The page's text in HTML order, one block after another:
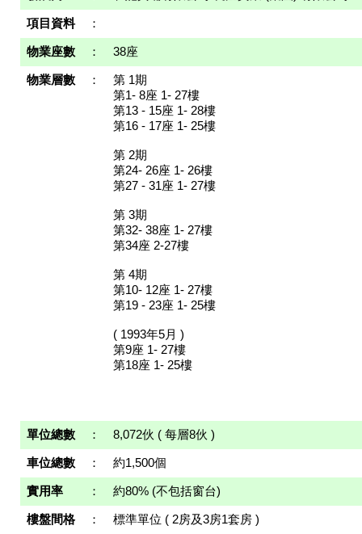
項目資料 ：
物業座數 ： 38座
物業層數 ：
第 1期
第1- 8座 1- 27樓
第13 - 15座 1- 28樓
第16 - 17座 1- 25樓
第 2期
第24- 26座 1- 26樓
第27 - 31座 1- 27樓
第 3期
第32- 38座 1- 27樓
第34座 2-27樓
第 4期
第10- 12座 1- 27樓
第19 - 23座 1- 25樓
( 1993年5月 )
第9座 1- 27樓
第18座 1- 25樓
單位總數 ： 8,072伙 ( 每層8伙 )
車位總數 ： 約1,500個
實用率 ： 約80% (不包括窗台)
樓盤間格 ： 標準單位 ( 2房及3房1套房 )